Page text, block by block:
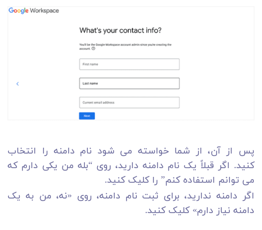
پس از آن، از شما خواسته می شود نام دامنه را انتخاب
کنید. اگر قبلاً یک نام دامنه دارید، روی “بله من یکی دارم که
می توانم استفاده کنم” را کلیک کنید.
اگر دامنه ندارید، برای ثبت نام دامنه، روی «نه، من به یک
دامنه نیاز دارم» کلیک کنید.